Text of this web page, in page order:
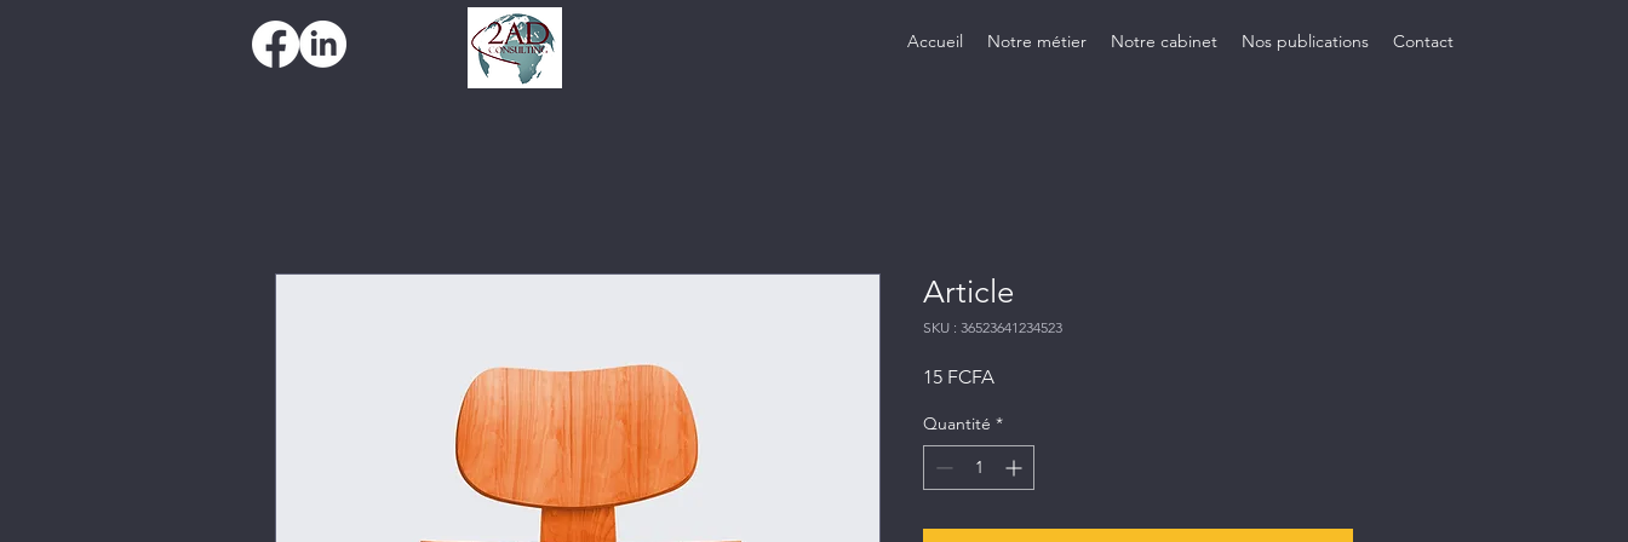
Accueil Notre métier Notre cabinet Nos publications Contact
Article
SKU : 36523641234523
15 FCFAPrix
Quantité *